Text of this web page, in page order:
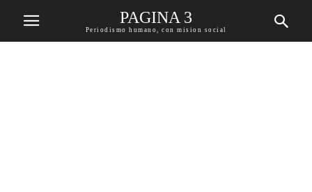
PAGINA 3
Periodismo humano, con mision social